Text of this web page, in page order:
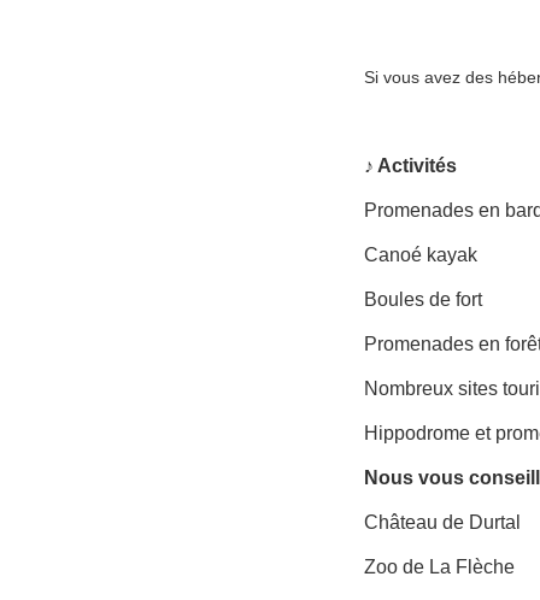
Si vous avez des
♪ Activités
Promenades en
Canoé kayak
Boules de fort
Promenades en
Nombreux sites
Hippodrome et
Nous vous
Château de Durtal
Zoo de La Flèche